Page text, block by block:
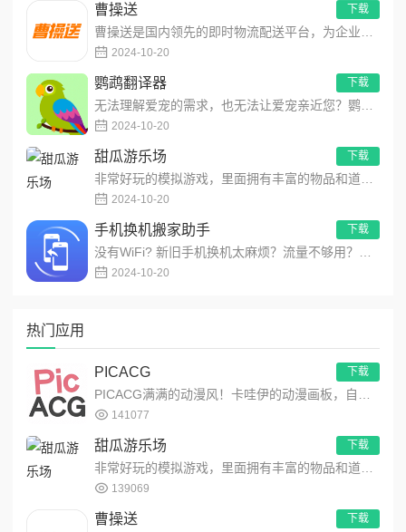
曹操送
2024-10-20
下载
鹦鹉翻译器
2024-10-20
下载
甜瓜游乐场
2024-10-20
下载
手机换机搬家助手
2024-10-20
下载
热门应用
PICACG
141077
下载
甜瓜游乐场
139069
下载
曹操送 下载